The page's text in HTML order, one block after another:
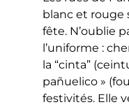
blanc et rouge
fête. N’oublie
l’uniforme :
la “cinta”
pañuelico »
festivités. Elle